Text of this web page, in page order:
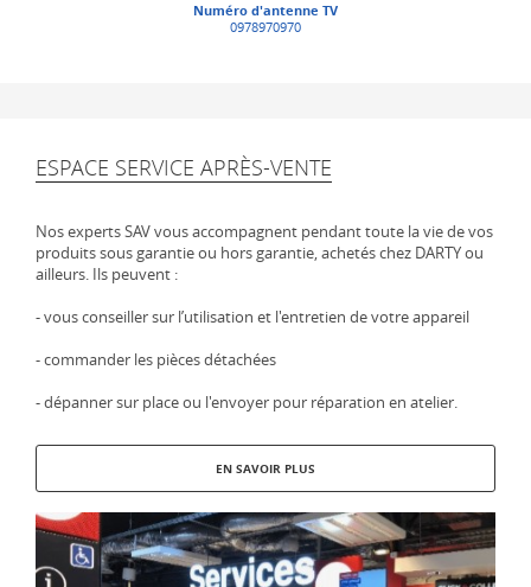
Numéro d'antenne TV
0978970970
ESPACE SERVICE APRÈS-VENTE
Nos experts SAV vous accompagnent pendant toute la vie de vos
produits sous garantie ou hors garantie, achetés chez DARTY ou
ailleurs. Ils peuvent :
- vous conseiller sur l’utilisation et l'entretien de votre appareil
- commander les pièces détachées
- dépanner sur place ou l'envoyer pour réparation en atelier.
EN SAVOIR PLUS